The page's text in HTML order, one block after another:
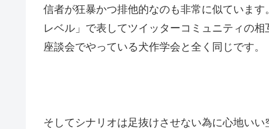
信者が狂暴かつ排他的なのも非常に似ていま
レベル」で表してツイッターコミュニティの
座談会でやっている犬作学会と全く同じです。
そしてシナリオは足抜けさせない為に心地い